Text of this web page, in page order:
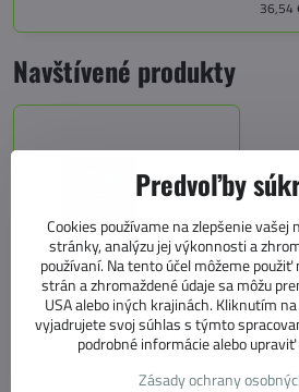
36,54
Navštívené produkty
Berger diaľkové ovládanie
pre meniče BRSW a SW
Predvoľby
Cookies používame na zlepšenie
stránky, analýzu jej výkonnosti a
používaní. Na tento účel môžeme
strán a zhromaždené údaje sa môžu
USA alebo iných krajinách. Kliknutím
vyjadrujete svoj súhlas s týmto
podrobné informácie alebo
Zásady ochrany